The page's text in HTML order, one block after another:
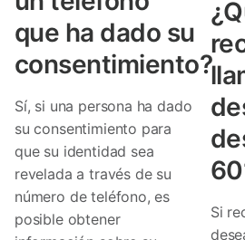
que ha dado su
consentimiento?
Sí, si una persona ha dado
su consentimiento para
que su identidad sea
revelada a través de su
número de teléfono, es
posible obtener
Si